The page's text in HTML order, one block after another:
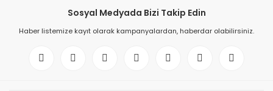
Sosyal Medyada Bizi Takip Edin
Haber listemize kayıt olarak kampanyalardan, haberdar olabilirsiniz.